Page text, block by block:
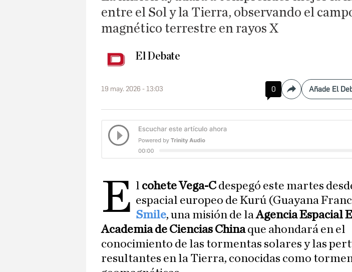
entre el Sol y la Tierra, observando el
magnético terrestre en rayos X
El Debate
19 may. 2026 - 13:03 0 Compartir
Añade El
E l cohete Vega-Cdespegó este martes
espacial europeo de Kurú (Guayana
Smile, una misión de laAgencia Espacial
Academia de Ciencias Chinaque ahondará en el
conocimiento de las tormentas solares y las
resultantes en la Tierra, conocidas como